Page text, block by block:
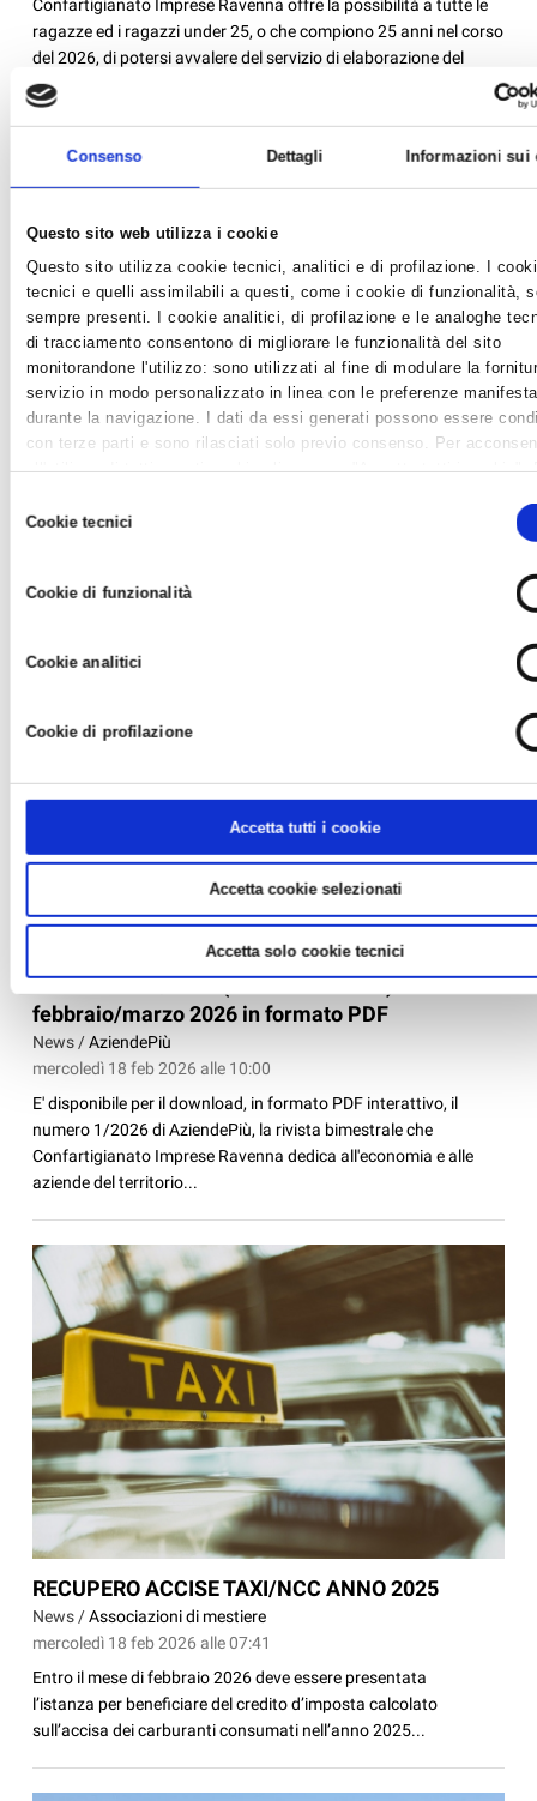
Consenso Dettagli Informazioni sui
Questo sito web utilizza i cookie
Questo sito utilizza cookie tecnici, analitici e di profilazione. I
tecnici e quelli assimilabili a questi, come i cookie di funzionalità,
sempre presenti. I cookie analitici, di profilazione e le analoghe
di tracciamento consentono di migliorare le funzionalità del sito
monitorandone l'utilizzo: sono utilizzati al fine di modulare la
servizio in modo personalizzato in linea con le preferenze
durante la navigazione. I dati da essi generati possono essere
con terze parti e sono rilasciati solo previo consenso. Per
all'utilizzo di tutti questi cookie cliccare su "Accetta tutti i cookie".
cookie". Cliccare su "Usa solo cookie tecnici" comporta il
impostazioni di default e dunque la continuazione della navigazione
quelli tecnici. Infine, per avere maggiori informazioni, leggere la
delCookie tecnici
Cookie di funzionalità
Cookie analitici
Cookie di profilazione
Accetta tutti i cookie
Accetta cookie selezionati
Accetta solo cookie tecnici
Confartigianato Imprese Ravenna offre la possibilità a tutte le
ragazze ed i ragazzi under 25, o che compiono 25 anni nel corso
del 2026, di potersi avvalere del servizio di elaborazione del
modello 730 a soli 25 €...
LUNEDI 2 MARZO WEBINAR CONFARTIGIANATO
giovedì 19 feb 2026 alle 08:00
degli edifici per la banda larga ed ultra-larga...
AziendePiù 1/2026 (fascicolo nr. 126) -
febbraio/marzo 2026 in formato PDF
News /AziendePiù
mercoledì 18 feb 2026 alle 10:00
E' disponibile per il download, in formato PDF interattivo, il
numero 1/2026 di AziendePiù, la rivista bimestrale che
Confartigianato Imprese Ravenna dedica all'economia e alle
aziende del territorio...
RECUPERO ACCISE TAXI/NCC ANNO 2025
News /Associazioni di mestiere
mercoledì 18 feb 2026 alle 07:41
Entro il mese di febbraio 2026 deve essere presentata
l’istanza per beneficiare del credito d’imposta calcolato
sull’accisa dei carburanti consumati nell’anno 2025...